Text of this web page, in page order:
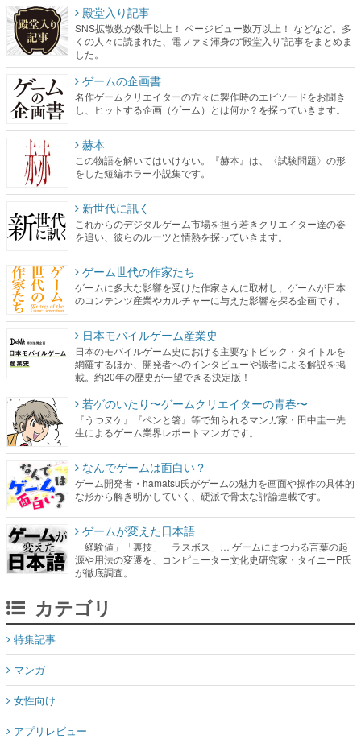
ゲームの企画書
名作ゲームクリエイターの方々に製作時のエピソードをお聞き
し、ヒットする企画（ゲーム）とは何か？を探っていきます。
赫本
この物語を解いてはいけない。『赫本』は、〈試験問題〉の形
をした短編ホラー小説集です。
新世代に訊く
これからのデジタルゲーム市場を担う若きクリエイター達の姿
を追い、彼らのルーツと情熱を探っていきます。
ゲーム世代の作家たち
ゲームに多大な影響を受けた作家さんに取材し、ゲームが日本
のコンテンツ産業やカルチャーに与えた影響を探る企画です。
日本モバイルゲーム産業史
日本のモバイルゲーム史における主要なトピック・タイトルを
網羅するほか、開発者へのインタビューや識者による解説を掲
若ゲのいたり〜ゲームクリエイターの青春〜
『うつヌケ』『ペンと箸』等で知られるマンガ家・田中圭一先
生によるゲーム業界レポートマンガです。
なんでゲームは面白い？
ゲーム開発者・hamatsu氏がゲームの魅力を画面や操作の具体的
な形から解き明かしていく、硬派で骨太な評論連載です。
ゲームが変えた日本語
「経験値」「裏技」「ラスボス」… ゲームにまつわる言葉の起
源や用法の変遷を、コンピューター文化史研究家・タイニーP氏
カテゴリ
マンガ
女性向け
アプリレビュー
その他